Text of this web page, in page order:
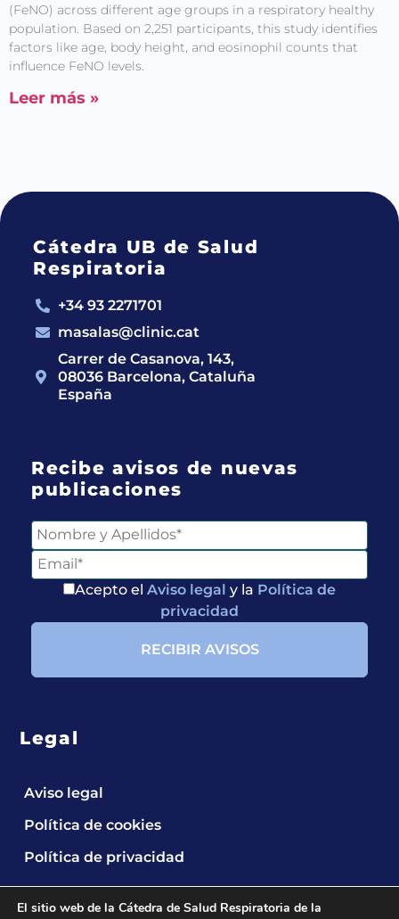
(FeNO) across different age groups in a respiratory healthy
population. Based on 2,251 participants, this study identifies
factors like age, body height, and eosinophil counts that
influence FeNO levels.
Leer más »
Cátedra UB de Salud
Respiratoria
+34 93 2271701
masalas@clinic.cat
Carrer de Casanova, 143,
08036 Barcelona, Cataluña
España
Recibe avisos de nuevas
publicaciones
Acepto el Aviso legal y la Política de
privacidad
Legal
Aviso legal
Política de cookies
Política de privacidad
El sitio web de la Cátedra de Salud Respiratoria de la